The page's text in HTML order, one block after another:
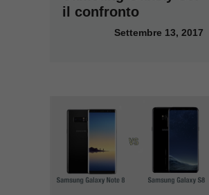
il confronto
Settembre 13, 2017